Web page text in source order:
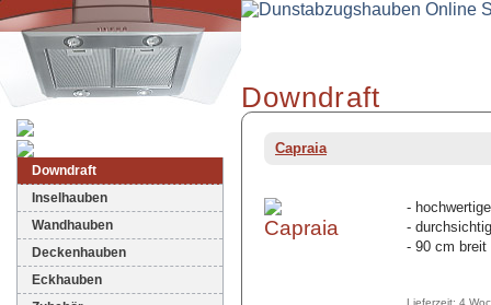
Downdraft
Inselhauben
Wandhauben
Deckenhauben
Eckhauben
Downdraft
Capraia
-
-
- 90 cm breit
Lieferzeit: 4